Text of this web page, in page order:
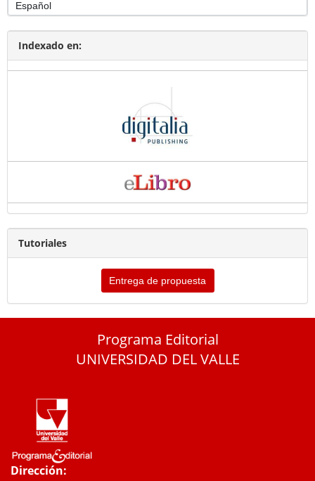
Indexado en:
Tutoriales
Entrega de propuesta
Programa Editorial
UNIVERSIDAD DEL VALLE
Dirección: